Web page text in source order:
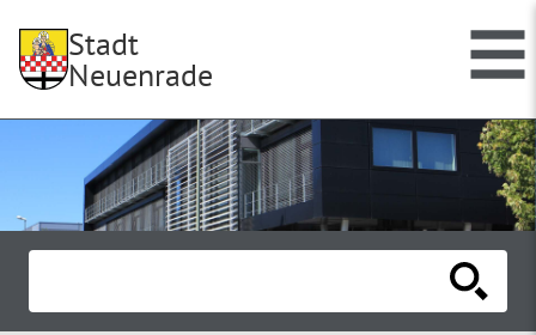
Stadt
Neuenrade